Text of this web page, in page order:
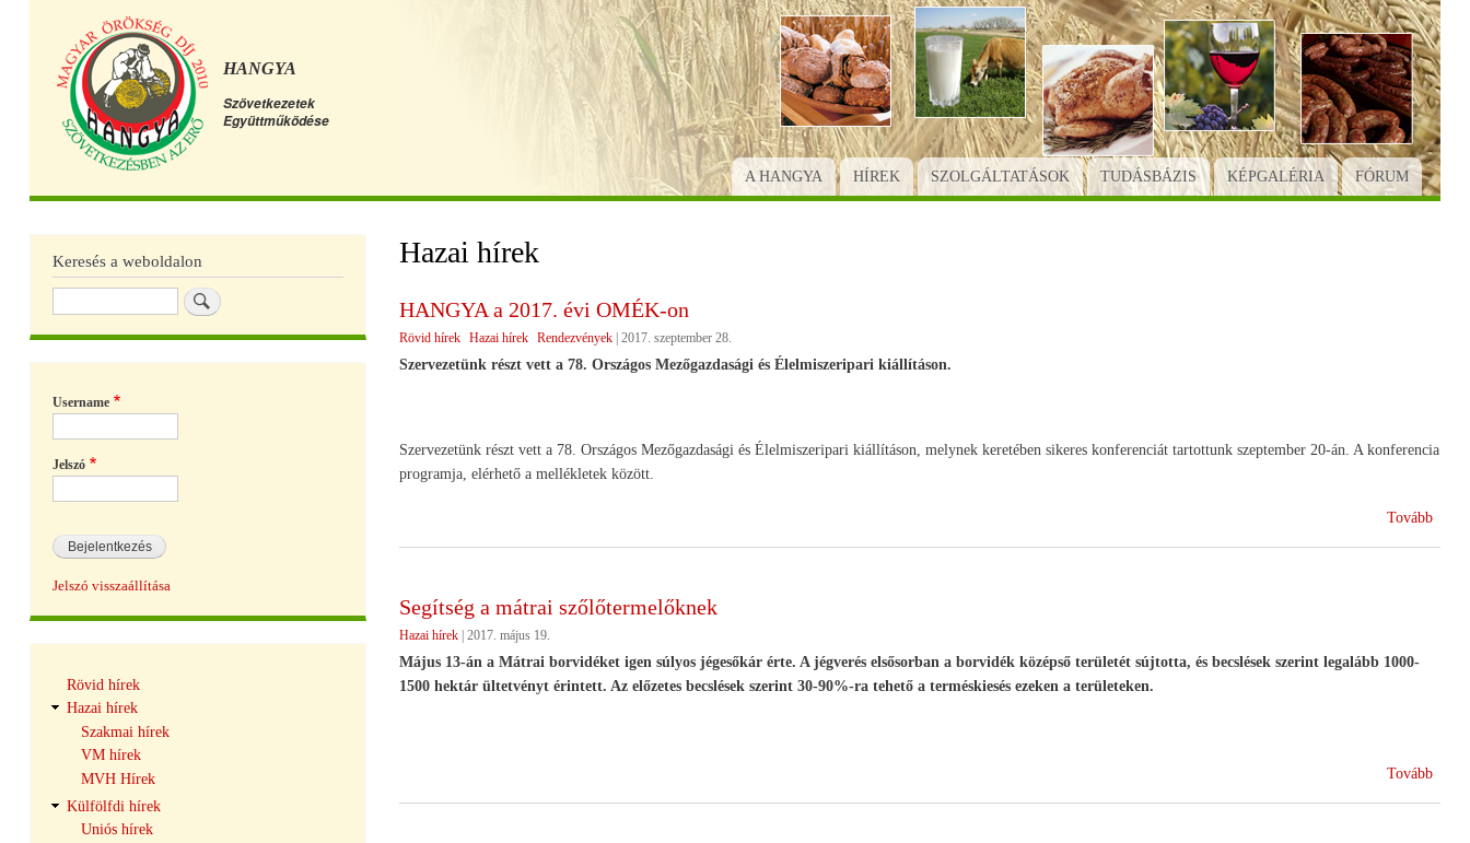
Ugrás
a
tartalomra
HANGYA
Szövetkezetek
Együttműködése
Főmenü
A HANGYA HÍREK SZOLGÁLTATÁSOK TUDÁSBÁZIS KÉPGALÉRIA FÓRUM
Hazai hírek
HANGYA a 2017. évi OMÉK-on
Rövid hírek Hazai hírek Rendezvények 2017. szeptember 28.
Szervezetünk részt vett a 78. Országos Mezőgazdasági és Élelmiszeripari kiállításon.
Szervezetünk részt vett a 78. Országos Mezőgazdasági és Élelmiszeripari kiállításon, melynek keretében sikeres konferenciát tartottunk szeptember 20-án. A konferencia
programja, elérhető a mellékletek között.
Tovább
Segítség a mátrai szőlőtermelőknek
Hazai hírek 2017. május 19.
Május 13-án a Mátrai borvidéket igen súlyos jégesőkár érte. A jégverés elsősorban a borvidék középső területét sújtotta, és becslések szerint legalább 1000-
1500 hektár ültetvényt érintett. Az előzetes becslések szerint 30-90%-ra tehető a terméskiesés ezeken a területeken.
Tovább
Keresés a weboldalon
Username
Jelszó
Jelszó visszaállítása
navigáció
Rövid hírek
Hazai hírek
Szakmai hírek
VM hírek
MVH Hírek
Külfölfdi hírek
Uniós hírek